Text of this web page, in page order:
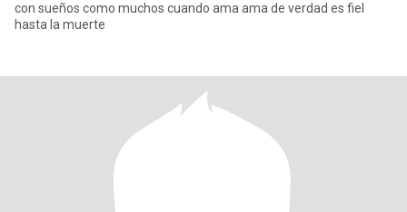
con sueños como muchos cuando ama ama de verdad es fiel
hasta la muerte